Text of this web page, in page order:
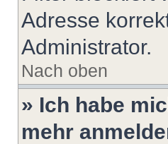
Adresse
Administrator.
Nach oben
» Ich habe
mehr